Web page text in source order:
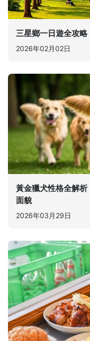
三星鄉一日遊全攻
2026年02月02日
黃金獵犬性格全解
面貌
2026年03月29日